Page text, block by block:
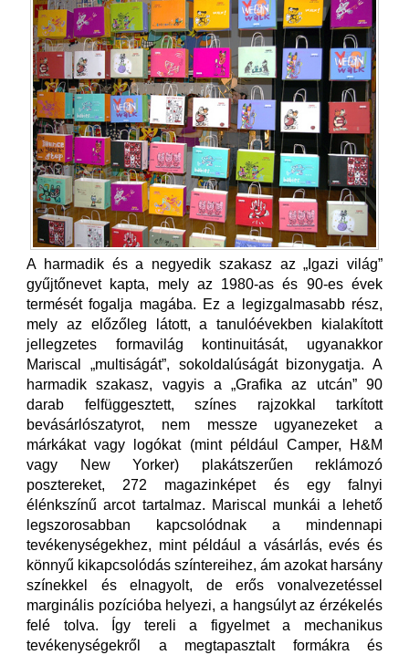
A harmadik és a negyedik szakasz az „Igazi világ”
gyűjtőnevet kapta, mely az 1980-as és 90-es évek
termését fogalja magába. Ez a legizgalmasabb rész,
mely az előzőleg látott, a tanulóévekben kialakított
jellegzetes formavilág kontinuitását, ugyanakkor
Mariscal „multiságát”, sokoldalúságát bizonygatja. A
harmadik szakasz, vagyis a „Grafika az utcán” 90
darab felfüggesztett, színes rajzokkal tarkított
bevásárlószatyrot, nem messze ugyanezeket a
márkákat vagy logókat (mint például Camper, H&M
vagy New Yorker) plakátszerűen reklámozó
posztereket, 272 magazinképet és egy falnyi
élénkszínű arcot tartalmaz. Mariscal munkái a lehető
legszorosabban kapcsolódnak a mindennapi
tevékenységekhez, mint például a vásárlás, evés és
könnyű kikapcsolódás színtereihez, ám azokat harsány
színekkel és elnagyolt, de erős vonalvezetéssel
marginális pozícióba helyezi, a hangsúlyt az érzékelés
felé tolva. Így tereli a figyelmet a mechanikus
tevékenységekről a megtapasztalt formákra és